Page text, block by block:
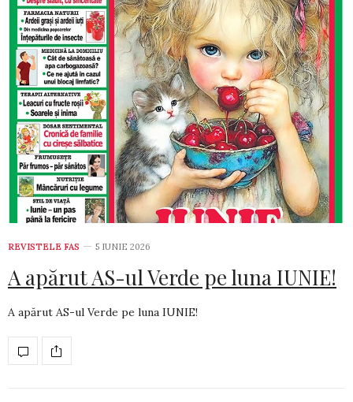
REVISTELE FAS 5 IUNIE 2026
A apărut AS-ul Verde pe luna IUNIE!
A apărut AS-ul Verde pe luna IUNIE!